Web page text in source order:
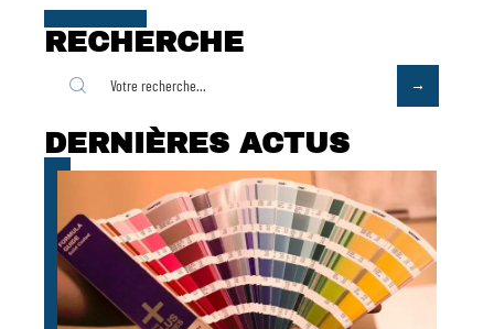
RECHERCHE
DERNIÈRES ACTUS